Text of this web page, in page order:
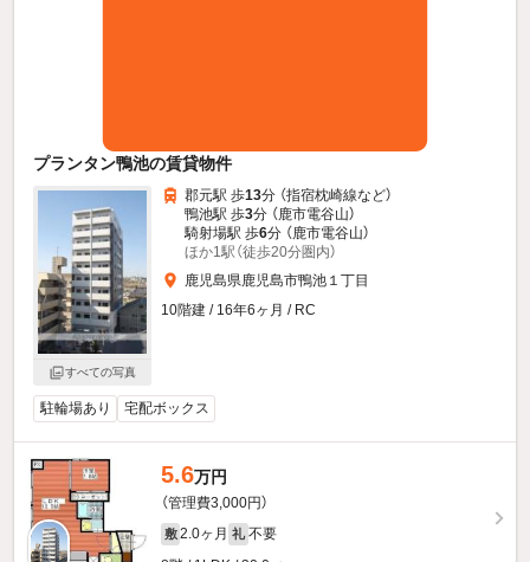
プランタン鴨池の賃貸物件
すべての写真
郡元駅 歩13分 （指宿枕崎線など）
鴨池駅 歩3分 （鹿市電谷山）
騎射場駅 歩6分 （鹿市電谷山）
ほか1駅（徒歩20分圏内）
鹿児島県鹿児島市鴨池１丁目
10階建 / 16年6ヶ月 / RC
駐輪場あり 宅配ボックス
5.6万円
（管理費3,000円）
敷 2.0ヶ月 礼 不要